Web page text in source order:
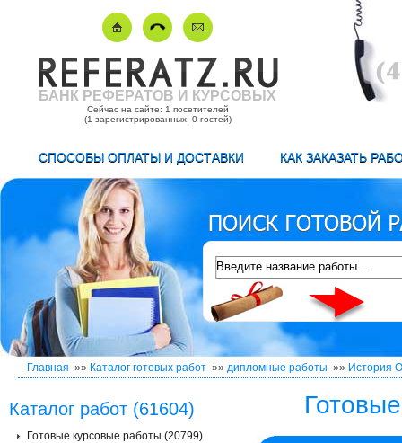
БАНК РЕФЕРАТОВ И КУРСОВЫХ
Сейчас на сайте: 1 посетителей
(1 зарегистрированных, 0 гостей)
СПОСОБЫ ОПЛАТЫ И ДОСТАВКИ КАК ЗАКАЗАТЬ
Главная »» Каталог готовых работ »» дипломные работы »» История
Каталог работ (61604)
Готовые курсовые работы (20799)